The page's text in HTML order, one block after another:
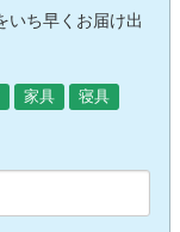
いち早くお届け出
家具
寝具